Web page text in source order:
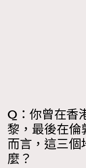
Q：你曾在香
黎，最後在倫
而言，這三個
麼？